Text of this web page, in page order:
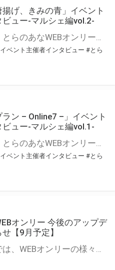
揚げ、きみの青」イベント
ビュー-マルシェ編vol.2-
こんにちは、とらのあなWEBオンリー運営スタッフです。 新たにお届けする、イベント主催者インタビュー-マルシェ編-は、 とらのあなWEBオンリー「マルシェ」をご利用の主催様に 「マルシェ」を使ってイベントを開催した感想や心がけをお聞きする企画です。 今回は、WEBオンリー初開催「駄菓子と唐揚げ、きみの青」より、 主催のぎこ六屋様にお話を伺いました。 協力：ぎこ六屋様／イベント公式Twitter（@krkgwks） とらのあなWEBオンリー「マルシェ」とは？ WEBオンリーでリアルタイムでコミュニケーションがとれるオンライン会場です。
ベント主催者インタビュー #とら
ラン – Online7 –」イベント
ビュー-マルシェ編vol.1-
こんにちは、とらのあなWEBオンリー運営スタッフです。 新たにお届けする、イベント主催者インタビュー-マルシェ編-は、 とらのあなWEBオンリー「マルシェ」をご利用した主催様に 「マルシェ」を使って開催した感想や心がけをお聞きする企画です。 今回は、WEBオンリー開催7回目迎えた「マレシルプラン – Online7 –」より、 主催の玉川うた様にお話を伺いました。 ▼マレシルプランのインタビュー前回記事 「イベント主催者インタビュー vol.6」はこちら 協力：玉川うた様（マレシルプラン実行委員会 代表）／イベント公式Twitter（@mallesil_plan） とらのあなWEBオンリー「マルシェ」とは？ WEBオンリーでリアルタイムでコミュニケーションがとれるオンライン会場です。
ベント主催者インタビュー #とら
オンリー 今後のアップデ
【9月予定】
とらのあなでは、WEBオンリーの様々な支援を実施しています。 今回は2021年9月に実装を予定しているアップデート情報についてご紹介いたします。 とらのあなWEBオンリーサイトはこちら